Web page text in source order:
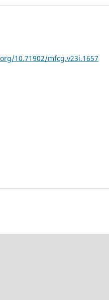
10.71902/mfcg.v23i.1657